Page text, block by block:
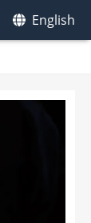
English